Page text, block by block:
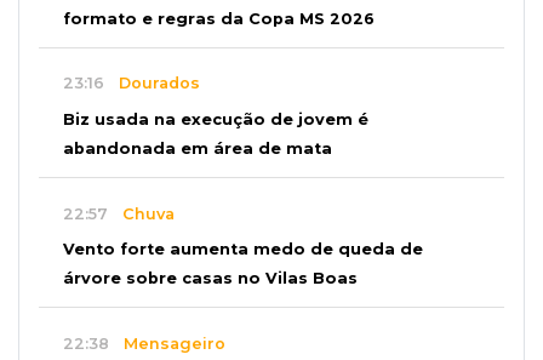
formato e regras da Copa MS 2026
23:16 Dourados
Biz usada na execução de jovem é
abandonada em área de mata
22:57 Chuva
Vento forte aumenta medo de queda de
árvore sobre casas no Vilas Boas
22:38 Mensageiro